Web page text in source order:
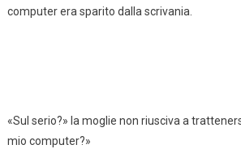
computer era sparito dalla scrivania.
«Sul serio?» la moglie non riusciva a
mio computer?»